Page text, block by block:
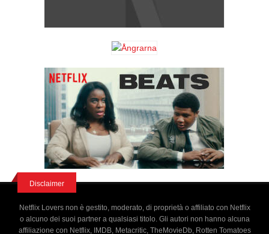
Disclaimer
Netflix Lovers non è gestito, moderato, di proprietà o affiliato con Netflix
o alcuno dei suoi partner a qualsiasi titolo. Gli autori non hanno alcuna
affiliazione con Netflix, IMDB, Metacritic, TheMovieDb, Rotten Tomatoes